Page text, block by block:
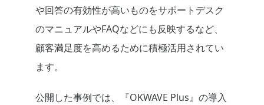
や回答の有効性が高いものをサポートデスク
のマニュアルやFAQなどにも反映するなど、
顧客満足度を高めるために積極活用されてい
ます。
公開した事例では、『OKWAVE Plus』の導入